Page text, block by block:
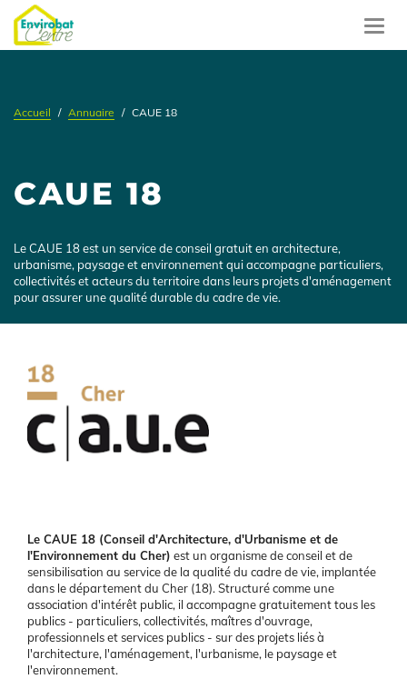
Aller
au
contenu
Accueil Annuaire CAUE 18
CAUE 18
Présentation
Le CAUE 18 est un service de conseil gratuit en architecture,
urbanisme, paysage et environnement qui accompagne particuliers,
collectivités et acteurs du territoire dans leurs projets d'aménagement
pour assurer une qualité durable du cadre de vie.
Présentation
Le CAUE 18 (Conseil d'Architecture, d'Urbanisme et de
l'Environnement du Cher) est un organisme de conseil et de
sensibilisation au service de la qualité du cadre de vie, implantée
dans le département du Cher (18). Structuré comme une
association d'intérêt public, il accompagne gratuitement tous les
publics - particuliers, collectivités, maîtres d'ouvrage,
professionnels et services publics - sur des projets liés à
l'architecture, l'aménagement, l'urbanisme, le paysage et
l'environnement.